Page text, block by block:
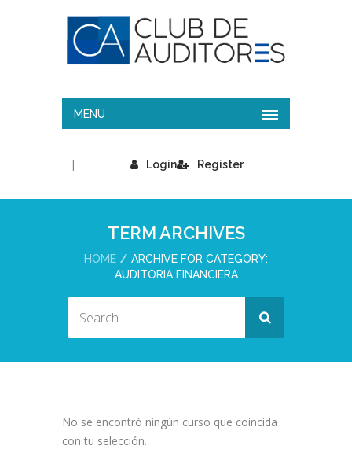
MENU
Login
| Register
TERM ARCHIVES
HOME
ARCHIVE FOR CATEGORY:
AUDITORIA FINANCIERA
No se encontró ningún curso que coincida
con tu selección.